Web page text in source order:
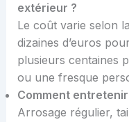
extérieur ?
Le coût varie selon
dizaines d’euros
plusieurs centaines
ou une fresque
Comment
Arrosage régulier,